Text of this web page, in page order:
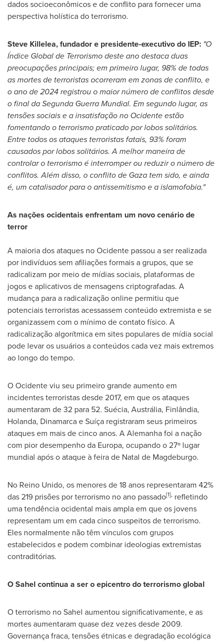
dados socioeconômicos e de conflito para fornecer uma
perspectiva holística do terrorismo.
Steve Killelea, fundador e presidente-executivo do IEP: "O
Índice Global de Terrorismo deste ano destaca duas
preocupações principais; em primeiro lugar, 98% de todas
as mortes de terroristas ocorreram em zonas de conflito, e
o ano de 2024 registrou o maior número de conflitos desde
o final da Segunda Guerra Mundial. Em segundo lugar, as
tensões sociais e a insatisfação no Ocidente estão
fomentando o terrorismo praticado por lobos solitários.
Entre todos os ataques terroristas fatais, 93% foram
causados por lobos solitários. A melhor maneira de
controlar o terrorismo é interromper ou reduzir o número de
conflitos. Além disso, o conflito de Gaza tem sido, e ainda
é, um catalisador para o antissemitismo e a islamofobia."
As nações ocidentais enfrentam um novo cenário de
terror
A maioria dos ataques no Ocidente passou a ser realizada
por indivíduos sem afiliações formais a grupos, que se
radicalizam por meio de mídias sociais, plataformas de
jogos e aplicativos de mensagens criptografadas. A
mudança para a radicalização online permitiu que
potenciais terroristas acessassem conteúdo extremista e se
organizassem com o mínimo de contato físico. A
radicalização algorítmica em sites populares de mídia social
pode levar os usuários a conteúdos cada vez mais extremos
ao longo do tempo.
O Ocidente viu seu primeiro grande aumento em
incidentes terroristas desde 2017, em que os ataques
aumentaram de 32 para 52. Suécia, Austrália, Finlândia,
Holanda, Dinamarca e Suíça registraram seus primeiros
ataques em mais de cinco anos. A Alemanha foi a nação
com pior desempenho da Europa, ocupando o 27º lugar
mundial após o ataque à feira de Natal de Magdeburgo.
No Reino Unido, os menores de 18 anos representaram 42%
das 219 prisões por terrorismo no ano passado[1], refletindo
uma tendência ocidental mais ampla em que os jovens
representam um em cada cinco suspeitos de terrorismo.
Eles normalmente não têm vínculos com grupos
estabelecidos e podem combinar ideologias extremistas
contraditórias.
O Sahel continua a ser o epicentro do terrorismo global
O terrorismo no Sahel aumentou significativamente, e as
mortes aumentaram quase dez vezes desde 2009.
Governança fraca, tensões étnicas e degradação ecológica